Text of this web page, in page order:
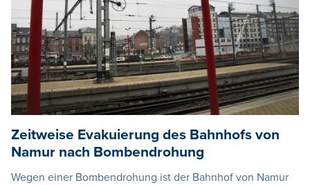
Zeitweise Evakuierung des Bahnhofs von
Namur nach Bombendrohung
Wegen einer Bombendrohung ist der Bahnhof von Namur